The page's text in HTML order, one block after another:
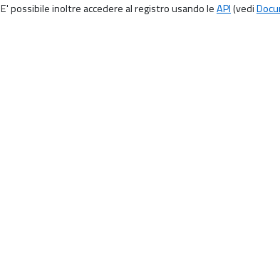
E' possibile inoltre accedere al registro usando leAPI(vedi